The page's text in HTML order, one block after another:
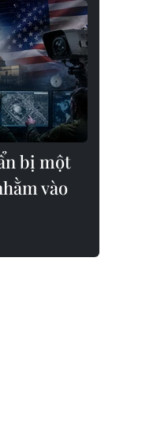
bị một
vào